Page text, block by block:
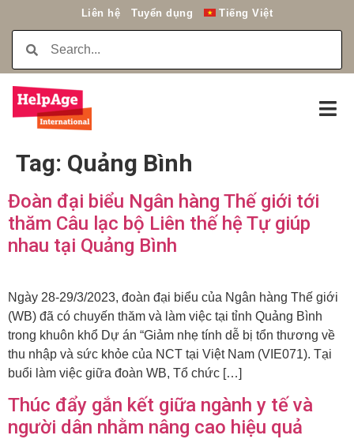
Liên hệ Tuyển dụng Tiếng Việt
Tag: Quảng Bình
Đoàn đại biểu Ngân hàng Thế giới tới
thăm Câu lạc bộ Liên thế hệ Tự giúp
nhau tại Quảng Bình
Ngày 28-29/3/2023, đoàn đại biểu của Ngân hàng Thế giới
(WB) đã có chuyến thăm và làm việc tại tỉnh Quảng Bình
trong khuôn khổ Dự án “Giảm nhẹ tính dễ bị tổn thương về
thu nhập và sức khỏe của NCT tại Việt Nam (VIE071). Tại
buổi làm việc giữa đoàn WB, Tổ chức […]
Thúc đẩy gắn kết giữa ngành y tế và
người dân nhằm nâng cao hiệu quả